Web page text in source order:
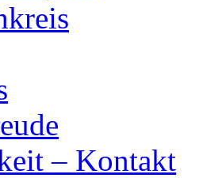
– Kontakt